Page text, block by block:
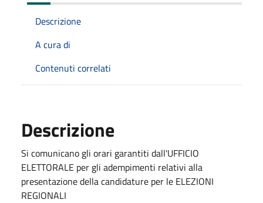
Descrizione
A cura di
Contenuti correlati
Descrizione
Si comunicano gli orari garantiti dall'UFFICIO
ELETTORALE per gli adempimenti relativi alla
presentazione della candidature per le ELEZIONI
REGIONALI